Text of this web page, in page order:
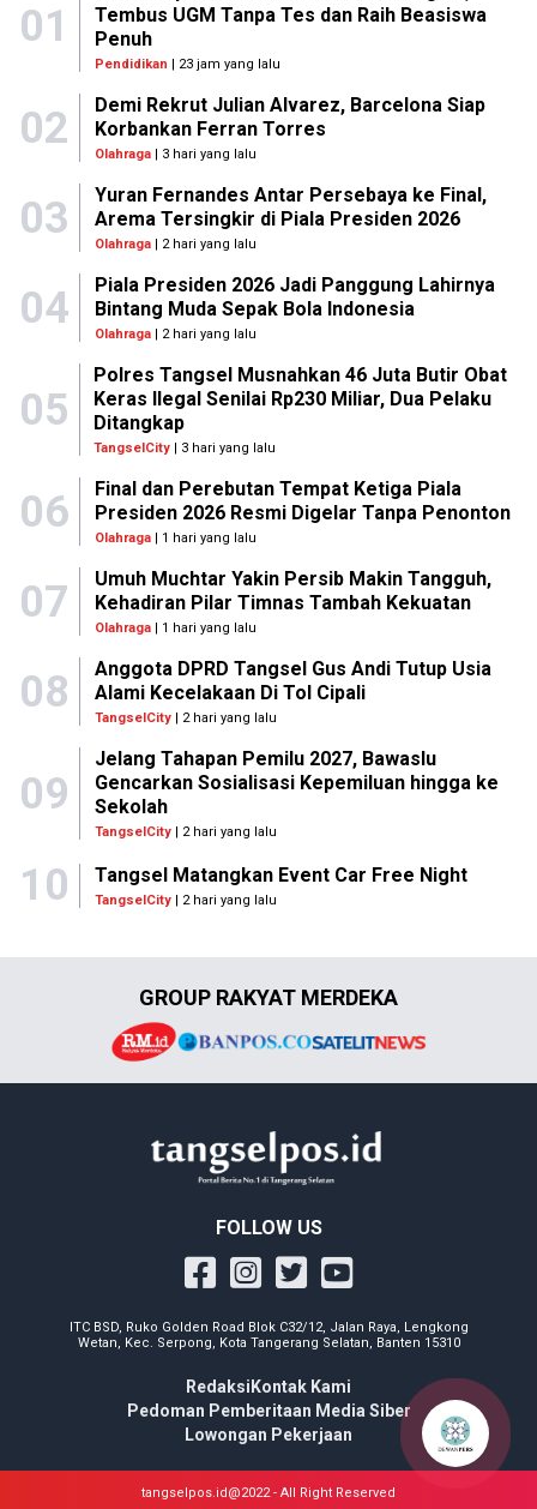
01
Tembus UGM Tanpa Tes dan Raih Beasiswa
Penuh
Pendidikan | 23 jam yang lalu
02
Demi Rekrut Julian Alvarez, Barcelona Siap
Korbankan Ferran Torres
Olahraga| 3 hari yang lalu
03
Yuran Fernandes Antar Persebaya ke Final,
Arema Tersingkir di Piala Presiden 2026
Olahraga| 2 hari yang lalu
04
Piala Presiden 2026 Jadi Panggung Lahirnya
Bintang Muda Sepak Bola Indonesia
Olahraga| 2 hari yang lalu
05
Polres Tangsel Musnahkan 46 Juta Butir Obat
Keras Ilegal Senilai Rp230 Miliar, Dua Pelaku
Ditangkap
TangselCity | 3 hari yang lalu
06
Final dan Perebutan Tempat Ketiga Piala
Presiden 2026 Resmi Digelar Tanpa Penonton
Olahraga| 1 hari yang lalu
07
Umuh Muchtar Yakin Persib Makin Tangguh,
Kehadiran Pilar Timnas Tambah Kekuatan
Olahraga| 1 hari yang lalu
08
Anggota DPRD Tangsel Gus Andi Tutup Usia
Alami Kecelakaan Di Tol Cipali
TangselCity| 2 hari yang lalu
09
Jelang Tahapan Pemilu 2027, Bawaslu
Gencarkan Sosialisasi Kepemiluan hingga ke
Sekolah
TangselCity| 2 hari yang lalu
10 Tangsel Matangkan Event Car Free Night
TangselCity | 2 hari yang lalu
GROUP RAKYAT MERDEKA
FOLLOW US
ITC BSD, Ruko Golden Road Blok C32/12, Jalan Raya, Lengkong
Wetan, Kec. Serpong, Kota Tangerang Selatan, Banten 15310
Redaksi Kontak Kami
Pedoman Pemberitaan Media Siber
Lowongan Pekerjaan
tangselpos.id@2022 - All Right Reserved